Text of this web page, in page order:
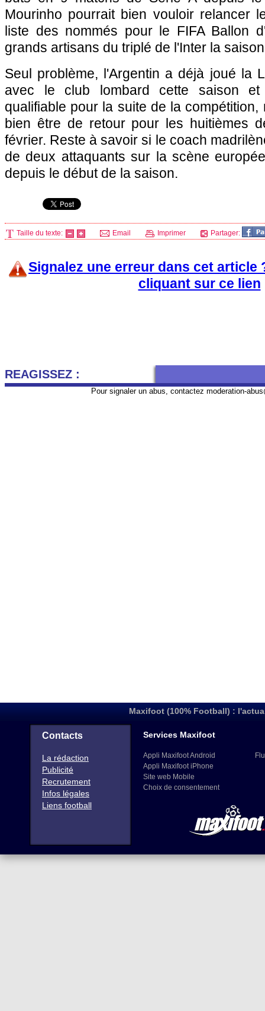
Mourinho pourrait bien vouloir relancer
liste des nommés pour le FIFA Ballon
grands artisans du triplé de l'Inter la
Seul problème, l'Argentin a déjà joué la
avec le club lombard cette saison
qualifiable pour la suite de la
bien être de retour pour les huitièmes
février. Reste à savoir si le coach
de deux attaquants sur la scène
depuis le début de la saison.
Taille du texte: Email Imprimer Partager:
Signalez une erreur dans cet article
cliquant sur ce lien
REAGISSEZ :
Pour signaler un abus, contactez moderation-
Maxifoot (100% Football) :
Contacts
La rédaction
Publicité
Recrutement
Infos légales
Liens football
Services Maxifoot
Appli Maxifoot Android
Appli Maxifoot iPhone
Site web Mobile
Choix de consentement